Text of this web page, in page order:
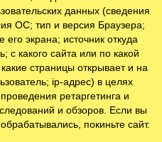
данных (сведения
ОС; тип и версия Браузера;
экрана; источник откуда
с какого сайта или по какой
страницы открывает и на
ip-адрес) в целях
ретаргетинга и
и обзоров. Если вы
покиньте сайт.